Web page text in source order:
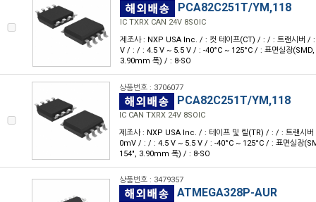
PCA82C251T/YM,118
IC TXRX CAN 24V 8SOIC
제조사 : NXP USA Inc. / : 컷 테이프(CT) / : / : 트랜시버
V / : / : 4.5 V ~ 5.5 V / : -40°C ~ 125°C / : 표면실장
3.90mm 폭) / : 8-SO
상품번호 : 3706077
PCA82C251T/YM,118
IC CAN TXRX 24V 8SOIC
제조사 : NXP USA Inc. / : 테이프 및 릴(TR) / : / : 트랜시
0mV / : / : 4.5 V ~ 5.5 V / : -40°C ~ 125°C / : 표면실장
154", 3.90mm 폭) / : 8-SO
상품번호 : 3479357
ATMEGA328P-AUR